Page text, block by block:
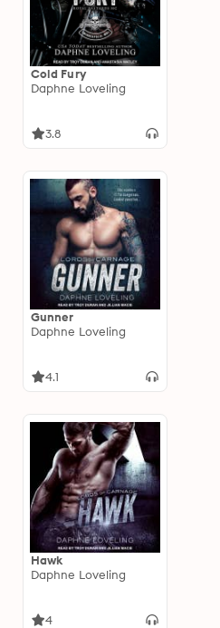
Cold Fury
Daphne Loveling
3.8
Gunner
Daphne Loveling
4.1
Hawk
Daphne Loveling
4